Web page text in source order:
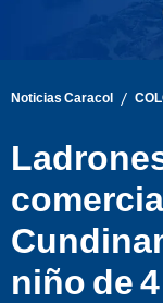
Noticias Caracol /
niño de